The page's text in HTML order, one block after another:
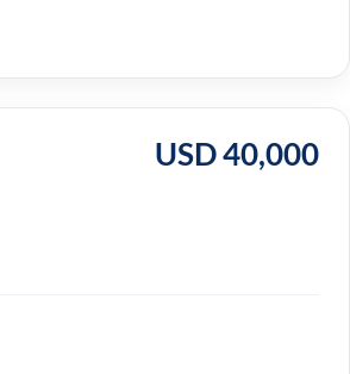
USD 40,000